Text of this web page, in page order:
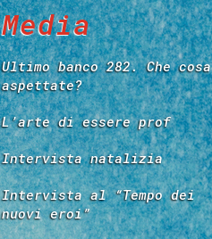
Media
Ultimo banco 282. Che cosa
aspettate?
L’arte di essere prof
Intervista natalizia
Intervista al “Tempo dei
nuovi eroi”